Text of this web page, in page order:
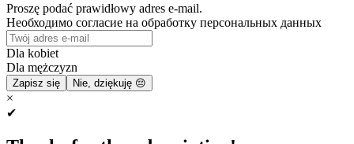
Proszę podać prawidłowy adres e-mail.
Необходимо согласие на обработку персональных данных
Dla kobiet
Dla mężczyzn
Zapisz się Nie, dziękuję 😔
×
✔